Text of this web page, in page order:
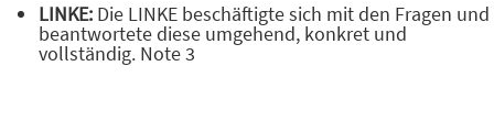
LINKE: Die LINKE beschäftigte sich mit den Fragen und
beantwortete diese umgehend, konkret und
vollständig. Note 3